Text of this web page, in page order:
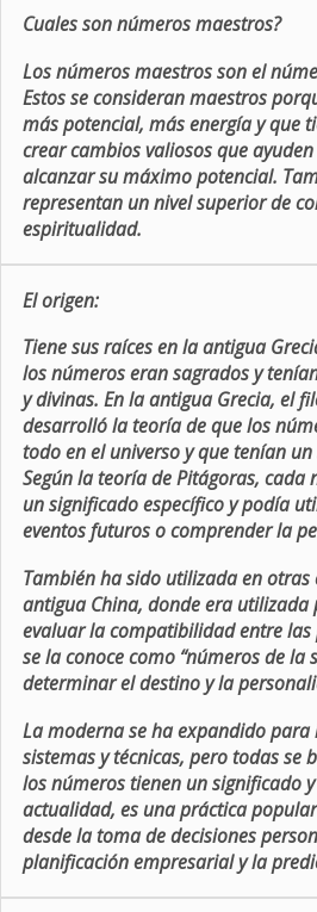
Cuales son números maestros?
Los números maestros son el
Estos se consideran maestros
más potencial, más energía y que
crear cambios valiosos que
alcanzar su máximo potencial.
representan un nivel superior de
espiritualidad.
El origen:
Tiene sus raíces en la antigua
los números eran sagrados y
y divinas. En la antigua Grecia, el
desarrolló la teoría de que los
todo en el universo y que tenían
Según la teoría de Pitágoras,
un significado específico y podía
eventos futuros o comprender la
También ha sido utilizada en
antigua China, donde era utilizada
evaluar la compatibilidad entre las
se la conoce como “números de la
determinar el destino y la
La moderna se ha expandido
sistemas y técnicas, pero todas se
los números tienen un significado
actualidad, es una práctica
desde la toma de decisiones
planificación empresarial y la